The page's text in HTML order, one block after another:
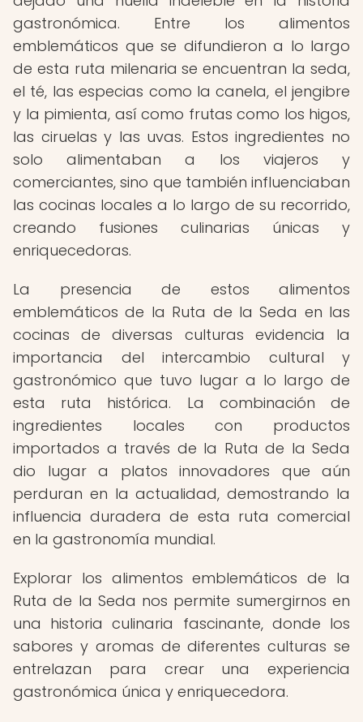
gastronómica. Entre los alimentos
emblemáticos que se difundieron a lo largo
de esta ruta milenaria se encuentran la seda,
el té, las especias como la canela, el jengibre
y la pimienta, así como frutas como los higos,
las ciruelas y las uvas. Estos ingredientes no
solo alimentaban a los viajeros y
comerciantes, sino que también influenciaban
las cocinas locales a lo largo de su recorrido,
creando fusiones culinarias únicas y
enriquecedoras.
La presencia de estos alimentos
emblemáticos de la Ruta de la Seda en las
cocinas de diversas culturas evidencia la
importancia del intercambio cultural y
gastronómico que tuvo lugar a lo largo de
esta ruta histórica. La combinación de
ingredientes locales con productos
importados a través de la Ruta de la Seda
dio lugar a platos innovadores que aún
perduran en la actualidad, demostrando la
influencia duradera de esta ruta comercial
en la gastronomía mundial.
Explorar los alimentos emblemáticos de la
Ruta de la Seda nos permite sumergirnos en
una historia culinaria fascinante, donde los
sabores y aromas de diferentes culturas se
entrelazan para crear una experiencia
gastronómica única y enriquecedora.